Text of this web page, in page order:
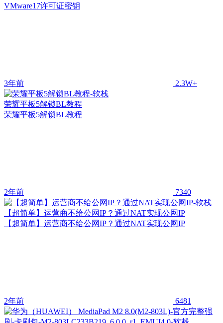
VMware17许可证密钥
3年前 2.3W+
荣耀平板5解锁BL教程
荣耀平板5解锁BL教程
2年前 7340
【超简单】运营商不给公网IP？通过NAT实现公网IP
【超简单】运营商不给公网IP？通过NAT实现公网IP
2年前 6481